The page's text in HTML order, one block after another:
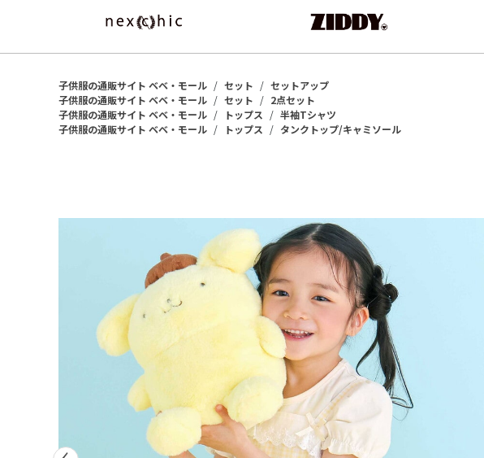
子供服の通販サイト ベベ・モール セット
セットアップ
子供服の通販サイト ベベ・モール
セット
2点セット
子供服の通販サイト ベベ・モール
トップス
半袖Tシャツ
子供服の通販サイト ベベ・モール
トップス タンクトップ/キャミソール